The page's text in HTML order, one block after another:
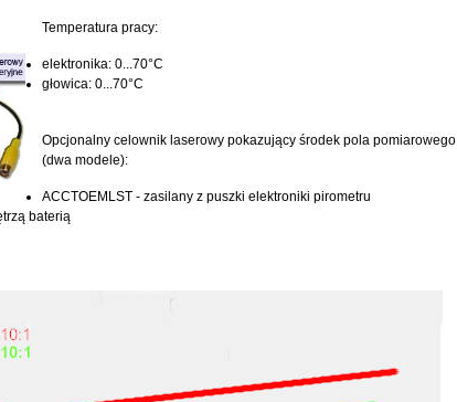
Temperatura pracy:
elektronika: 0...70°C
głowica: 0...70°C
Opcjonalny celownik laserowy pokazujący środek pola pomiarowego
(dwa modele):
ACCTOEMLST - zasilany z puszki elektroniki pirometru
baterią